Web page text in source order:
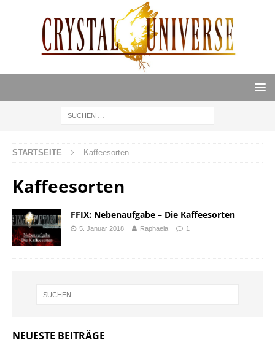
STARTSEITE Kaffeesorten
Kaffeesorten
FFIX: Nebenaufgabe – Die Kaffeesorten
5. Januar 2018 Raphaela 1
NEUESTE BEITRÄGE